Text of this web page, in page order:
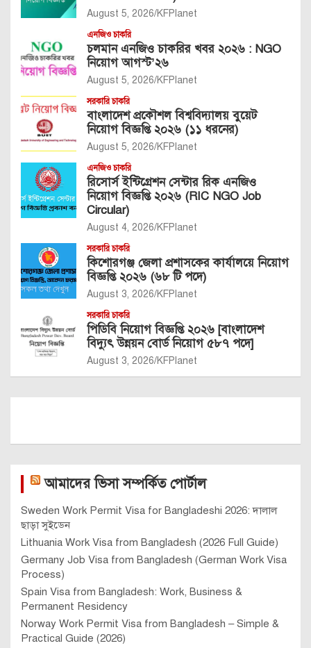
August 5, 2026 KFPlanet
এনজিও চাকরি
চলমান এনজিও চাকরির খবর ২০২৬ : NGO
নিয়োগ আগস্ট’২৬
August 5, 2026 KFPlanet
সরকারি চাকরি
বাংলাদেশ প্রকৌশল বিশ্ববিদ্যালয় বুয়েট
নিয়োগ বিজ্ঞপ্তি ২০২৬ (১১ ধরনের)
August 5, 2026 KFPlanet
এনজিও চাকরি
রিসোর্স ইন্টিগ্রেশন সেন্টার রিক এনজিও
নিয়োগ বিজ্ঞপ্তি ২০২৬ (RIC NGO Job
Circular)
August 4, 2026 KFPlanet
সরকারি চাকরি
কিশোরগঞ্জ জেলা প্রশাসকের কার্যালয়ে নিয়োগ
বিজ্ঞপ্তি ২০২৬ (৬৮ টি পদে)
August 3, 2026 KFPlanet
সরকারি চাকরি
পিডিবি নিয়োগ বিজ্ঞপ্তি ২০২৬ [বাংলাদেশ
বিদ্যুৎ উন্নয়ন বোর্ড নিয়োগ ৫৮৭ পদে]
August 3, 2026 KFPlanet
আমাদের ভিসা সম্পর্কিত পোর্টাল
Sweden Work Permit Visa for Bangladeshi 2026: দালাল
ছাড়া সুইডেন
Lithuania Work Visa from Bangladesh (2026 Full Guide)
Germany Job Visa from Bangladesh (German Work Visa
Process)
Spain Visa from Bangladesh: Work, Business &
Permanent Residency
Norway Work Permit Visa from Bangladesh – Simple &
Practical Guide (2026)